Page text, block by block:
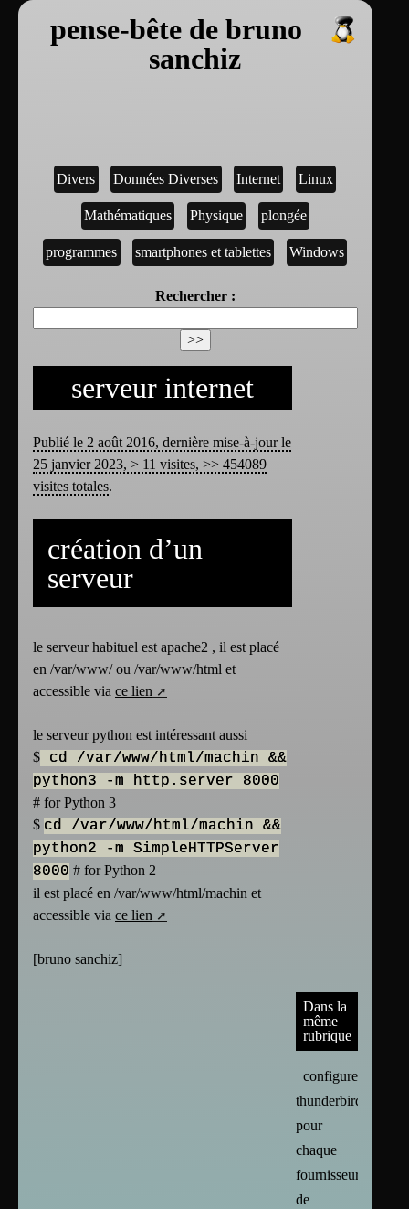
pense-bête de bruno
sanchiz
Divers Données Diverses Internet Linux
Mathématiques Physique plongée
programmes smartphones et tablettes Windows
Rechercher :
serveur internet
Publié le 2 août 2016, dernière mise-à-jour le
25 janvier 2023, > 11 visites, >> 454089
visites totales.
création d’un
serveur
le serveur habituel est apache2 , il est placé
en /var/www/ ou /var/www/html et
accessible via ce lien
le serveur python est intéressant aussi
$ cd /var/www/html/machin &&
python3 -m http.server 8000
# for Python 3
$ cd /var/www/html/machin &&
python2 -m SimpleHTTPServer
8000 # for Python 2
il est placé en /var/www/html/machin et
accessible via ce lien
[bruno sanchiz]
Dans la
même
rubrique
configurer
thunderbird
pour
chaque
fournisseur
de